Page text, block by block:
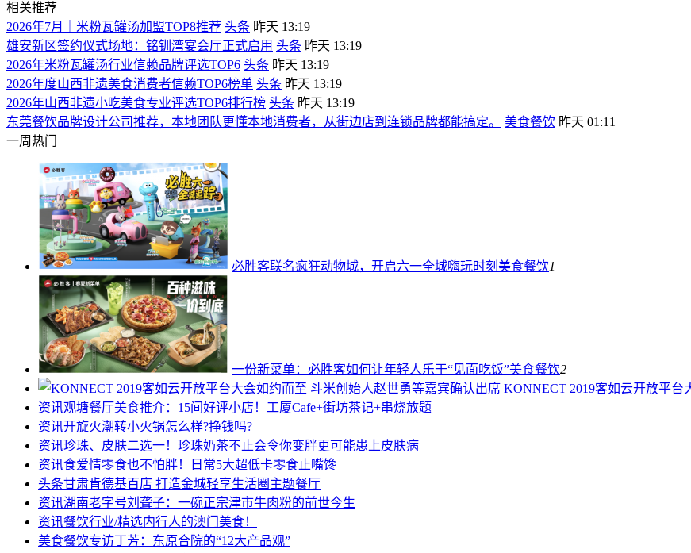
相关推荐
2026年7月｜米粉瓦罐汤加盟TOP8推荐 头条 昨天 13:19
雄安新区签约仪式场地：铭钏湾宴会厅正式启用 头条 昨天 13:19
2026年米粉瓦罐汤行业信赖品牌评选TOP6 头条 昨天 13:19
2026年度山西非遗美食消费者信赖TOP6榜单 头条 昨天 13:19
2026年山西非遗小吃美食专业评选TOP6排行榜 头条 昨天 13:19
东莞餐饮品牌设计公司推荐，本地团队更懂本地消费者，从街边店到连锁品牌都能搞定。
美食餐饮 昨天 01:11
一周热门
必胜客联名疯狂动物城，开启六一全城嗨玩时刻 美食餐饮1
一份新菜单：必胜客如何让年轻人乐于“见面吃饭”美食餐饮2
KONNECT 2019客如云开放平
资讯观塘餐厅美食推介：15间好评小店！工厦Cafe+街坊茶记+串烧放题
资讯开旋火潮转小火锅怎么样?挣钱吗?
资讯珍珠、皮肤二选一！珍珠奶茶不止会令你变胖更可能患上皮肤病
资讯食爱情零食也不怕胖！日常5大超低卡零食止嘴馋
头条甘肃肯德基百店 打造金城轻享生活圈主题餐厅
资讯湖南老字号刘聋子：一碗正宗津市牛肉粉的前世今生
资讯餐饮行业/精选内行人的澳门美食！
美食餐饮专访丁芳：东原合院的“12大产品观”